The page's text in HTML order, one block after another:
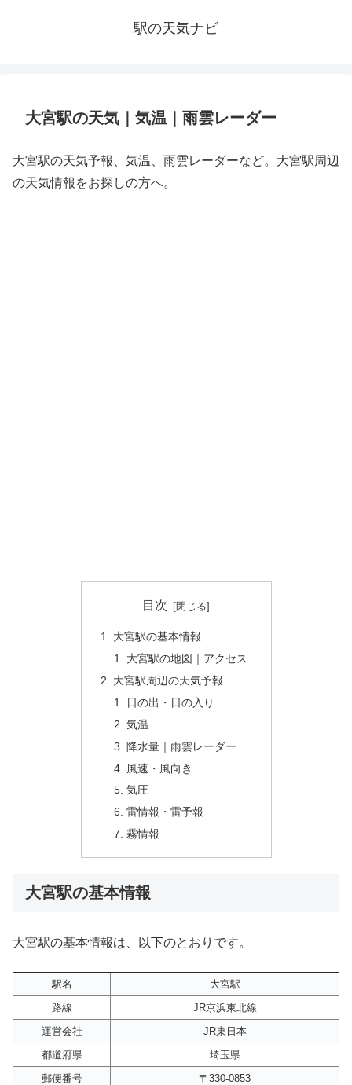
駅の天気ナビ
大宮駅の天気｜気温｜雨雲レーダー
大宮駅の天気予報、気温、雨雲レーダーなど。大宮駅周辺
の天気情報をお探しの方へ。
目次
大宮駅の基本情報
大宮駅の地図｜アクセス
大宮駅周辺の天気予報
日の出・日の入り
気温
降水量｜雨雲レーダー
風速・風向き
気圧
雷情報・雷予報
霧情報
大宮駅の基本情報
大宮駅の基本情報は、以下のとおりです。
駅名
大宮駅
路線
JR京浜東北線
運営会社
JR東日本
都道府県
埼玉県
郵便番号
〒330-0853